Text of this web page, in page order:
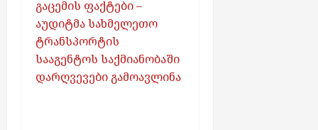
გაცემის ფაქტები –
აუდიტმა სახმელეთო
ტრანსპორტის
სააგენტოს საქმიანობაში
დარღვევები გამოავლინა